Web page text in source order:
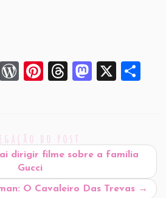
W W
P
re
ss
Pi
t
T
d
M
d
n
X
do post
dirigir filme sobre a família
Gucci
O Cavaleiro Das Trevas →